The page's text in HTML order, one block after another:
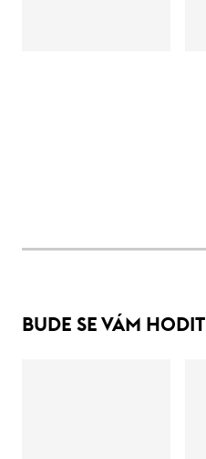
BUDE SE VÁM HODIT